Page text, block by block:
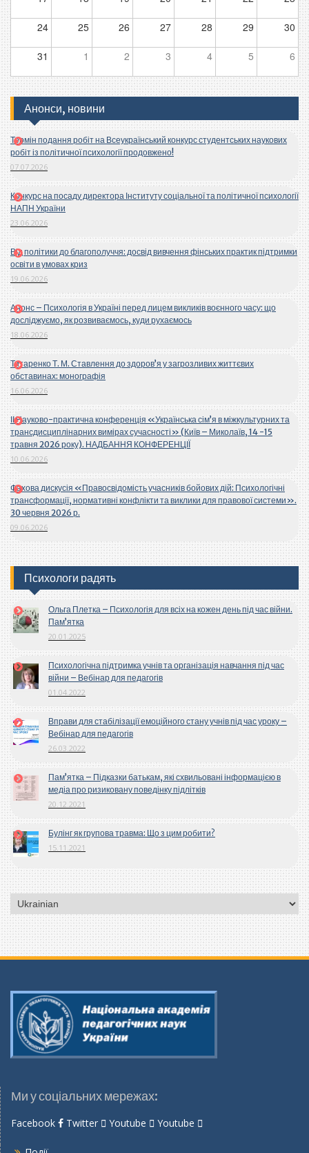
24 25 26 27 28 29 30
31 1 2 3 4 5 6
Анонси, новини
Термін подання робіт на Всеукраїнський конкурс студентських наукових
робіт із політичної психології продовжено!
07.07.2026
Конкурс на посаду директора Інституту соціальної та політичної психології
НАПН України
23.06.2026
Від політики до благополуччя: досвід вивчення фінських практик підтримки
освіти в умовах криз
19.06.2026
Анонс – Психологія в Україні перед лицем викликів воєнного часу: що
досліджуємо, як розвиваємось, куди рухаємось
18.06.2026
Титаренко Т. М. Ставлення до здоров’я у загрозливих життєвих
обставинах: монографія
16.06.2026
ІІ Науково-практична конференція «Українська сім’я в міжкультурних та
трансдисциплінарних вимірах сучасності» (Київ – Миколаїв, 14 -15
травня 2026 року). НАДБАННЯ КОНФЕРЕНЦІЇ
10.06.2026
Фахова дискусія «Правосвідомість учасників бойових дій: Психологічні
трансформації, нормативні конфлікти та виклики для правової системи».
30 червня 2026 р.
09.06.2026
Психологи радять
Ольга Плетка – Психологія для всіх на кожен день під час війни.
Пам’ятка
20.01.2025
Психологічна підтримка учнів та організація навчання під час
війни – Вебінар для педагогів
01.04.2022
Вправи для стабілізації емоційного стану учнів під час уроку –
Вебінар для педагогів
26.03.2022
Пам’ятка – Підказки батькам, які схвильовані інформацією в
медіа про ризиковану поведінку підлітків
20.12.2021
Булінг як групова травма: Що з цим робити?
15.11.2021
Вибрати
мову
Ми у соціальних мережах:
Facebook Twitter Youtube Youtube